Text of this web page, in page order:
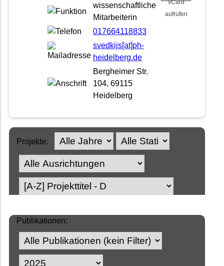
wissenschaftliche
Mitarbeiterin
017664118833
svedkijs[at]ph-
heidelberg.de
Bergheimer Str.
104, 69115
Heidelberg
Projekte:
Publikationen: